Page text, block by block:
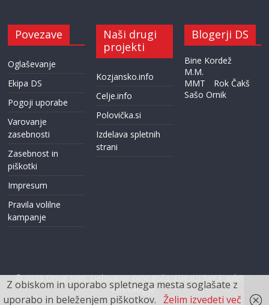
Povezave
Oglaševanje
Ekipa DS
Pogoji uporabe
Varovanje
zasebnosti
Zasebnost in
piškotki
Impresum
Pravila volilne
kampanje
Naši drugi
projekti
Kozjansko.info
Celje.info
Polovička.si
Izdelava spletnih
strani
Blogerji DS
Bine Kordež
M.M.
MMT
Rok Čakš
Sašo Ornik
© 2026Drugi svet. Delovanje omogoča:DRUGI SVET spletne
tehnologije.
Z obiskom in uporabo spletnega mesta soglašate z
uporabo in beleženjem piškotkov. Želim izvedeti več